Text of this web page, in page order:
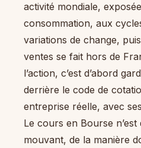
activité mondiale,
consommation, aux
variations de change,
ventes se fait hors de
l’action, c’est d’abord
derrière le code de
entreprise réelle, avec
Le cours en Bourse
mouvant, de la manière